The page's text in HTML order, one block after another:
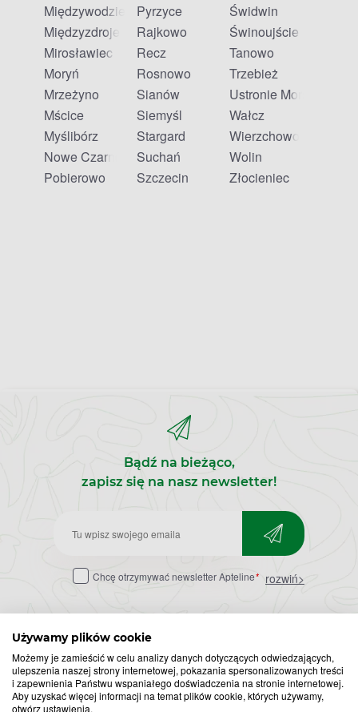
Używamy plików cookie
Możemy je zamieścić w celu analizy danych dotyczących odwiedzających,
ulepszenia naszej strony internetowej, pokazania spersonalizowanych treści
i zapewnienia Państwu wspaniałego doświadczenia na stronie internetowej.
Aby uzyskać więcej informacji na temat plików cookie, których używamy,
otwórz ustawienia.
Międzywodzie
Międzyzdroje
Mirosławiec
Moryń
Mrzeżyno
Mścice
Myślibórz
Nowe Czarnowo
Pobierowo
Pyrzyce
Rajkowo
Recz
Rosnowo
Sianów
Siemyśl
Stargard
Suchań
Szczecin
Świdwin
Świnoujście
Tanowo
Trzebież
Ustronie Morskie
Wałcz
Wierzchowo
Wolin
Złocieniec
Bądź na bieżąco,
zapisz się na nasz newsletter!
Zapisz
do
Chcę otrzymywać newsletter Apteline* rozwiń>